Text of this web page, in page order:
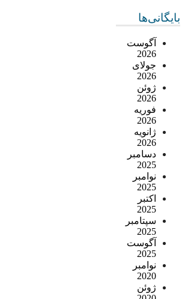
بایگانی‌ها
آگوست
2026
جولای
2026
ژوئن
2026
فوریه
2026
ژانویه
2026
دسامبر
2025
نوامبر
2025
اکتبر
2025
سپتامبر
2025
آگوست
2025
نوامبر
2020
ژوئن